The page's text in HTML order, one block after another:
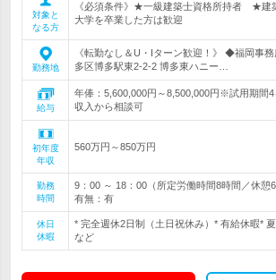
対象と
なる方
《必須条件》★一級建築士資格所持者 ★建
大学を卒業した方は歓迎
勤務地
《転勤なし＆U・Iターン歓迎！》 ◆福岡事
多区博多駅東2-2-2 博多東ハニー…
給与
年俸：5,600,000円～8,500,000円※試用期間
収入から相談可
初年度
年収
560万円～850万円
勤務
時間
9：00 ～ 18：00（所定労働時間8時間／休
有無：有
休日
休暇
* 完全週休2日制（土日祝休み）* 有給休暇*
など